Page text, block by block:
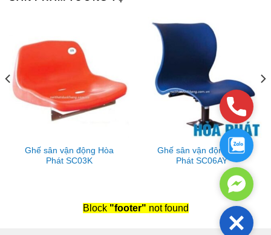
Ghế sân vận động Hòa
Phát SC03K
Ghế sân vận động Hòa
Phát SC06AY
Block "footer" not found
Phone
Zalo
Close